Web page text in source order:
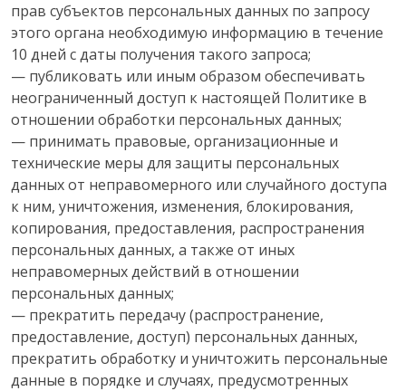
прав субъектов персональных данных по запросу
этого органа необходимую информацию в течение
10 дней с даты получения такого запроса;
— публиковать или иным образом обеспечивать
неограниченный доступ к настоящей Политике в
отношении обработки персональных данных;
— принимать правовые, организационные и
технические меры для защиты персональных
данных от неправомерного или случайного доступа
к ним, уничтожения, изменения, блокирования,
копирования, предоставления, распространения
персональных данных, а также от иных
неправомерных действий в отношении
персональных данных;
— прекратить передачу (распространение,
предоставление, доступ) персональных данных,
прекратить обработку и уничтожить персональные
данные в порядке и случаях, предусмотренных